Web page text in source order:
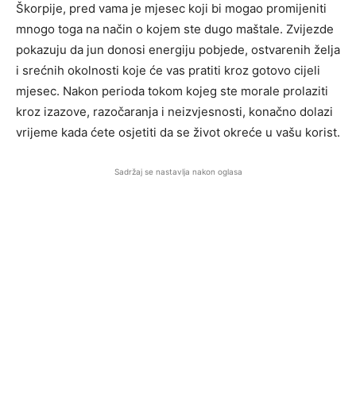
Škorpije, pred vama je mjesec koji bi mogao promijeniti
mnogo toga na način o kojem ste dugo maštale. Zvijezde
pokazuju da jun donosi energiju pobjede, ostvarenih želja
i srećnih okolnosti koje će vas pratiti kroz gotovo cijeli
mjesec. Nakon perioda tokom kojeg ste morale prolaziti
kroz izazove, razočaranja i neizvjesnosti, konačno dolazi
vrijeme kada ćete osjetiti da se život okreće u vašu korist.
Sadržaj se nastavlja nakon oglasa